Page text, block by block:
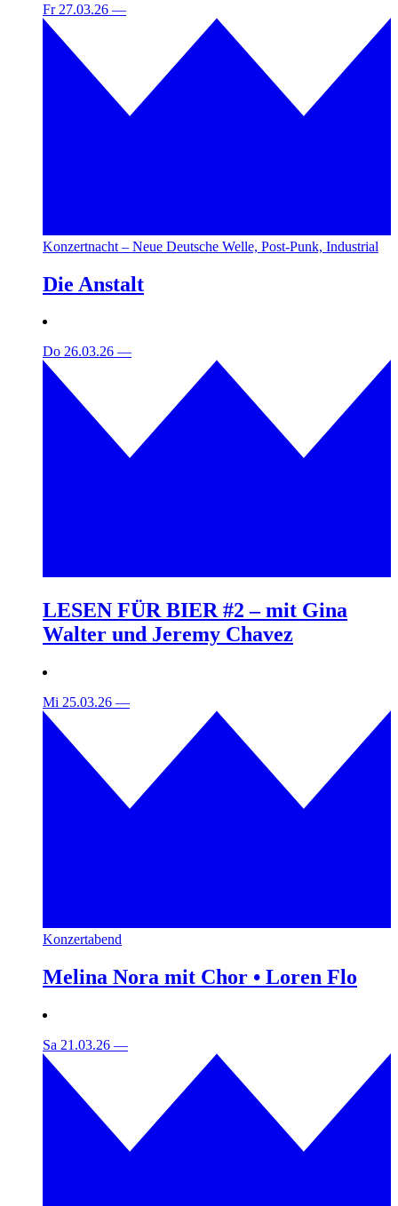
Fr 27.03.26 —
Konzertnacht – Neue Deutsche Welle, Post-Punk, Industrial
Die Anstalt
Do 26.03.26 —
LESEN FÜR BIER #2 – mit Gina
Walter und Jeremy Chavez
Mi 25.03.26 —
Konzertabend
Melina Nora mit Chor • Loren Flo
Sa 21.03.26 —